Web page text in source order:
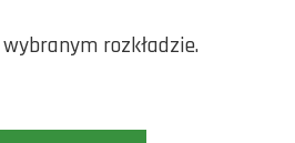
rozkładzie.